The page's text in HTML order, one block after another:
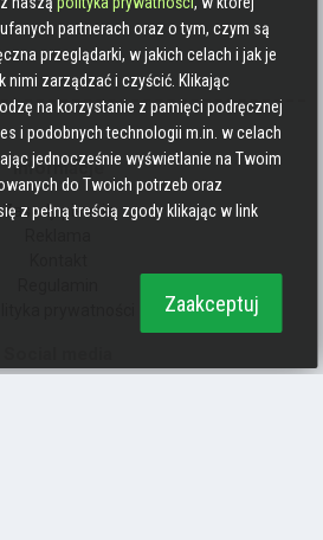
Informacje
Zasady pisania
partnerach oraz o tym, czym są
przeglądarki, w jakich celach i jak je
nimi zarządzać i czyścić. Klikając
na korzystanie z pamięci podręcznej
i podobnych technologii m.in. w celach
jednocześnie wyświetlanie na Twoim
do Twoich potrzeb oraz
z pełną treścią zgody klikając w link
Zaakceptuj